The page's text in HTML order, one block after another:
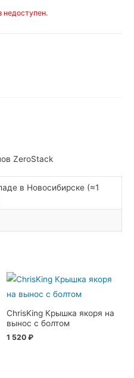
недоступен.
ZeroStack
в Новосибирске (≈1
ChrisKing Крышка якоря на
вынос с болтом
1 520 ₽